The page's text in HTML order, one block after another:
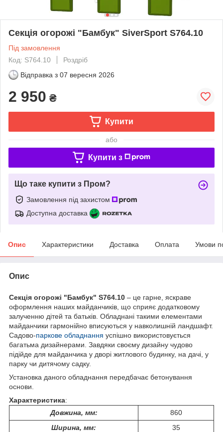
Секція огорожі "Бамбук" SiverSport S764.10
Під замовлення
Код: S764.10
Роздріб
Відправка з 07 вересня 2026
2 950 ₴
Купити
або
Купити з
Що таке купити з Пром?
Замовлення під захистом
Доступна доставка
Опис Характеристики Доставка Оплата Умови
Опис
Секція огорожі "Бамбук" S764.10 – це гарне, яскраве
оформлення наших майданчиків, що сприяє додатковому
залученню дітей та батьків. Обладнані такими елементами
майданчики гармонійно вписуються у навколишній ландшафт.
Садово-паркове обладнання успішно використовується
багатьма дизайнерами. Завдяки своєму дизайну чудово
підійде для майданчика у дворі житлового будинку, на дачі, у
парку чи дитячому садку.
Установка даного обладнання передбачає бетонування
основи.
Характеристика:
Довжина, мм:
860
Ширина, мм:
35